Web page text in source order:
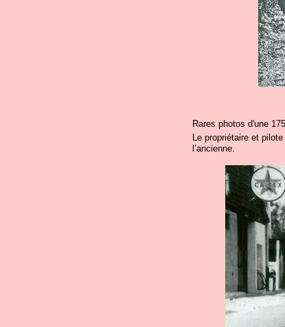
Rares photos d'une 175
Le propriétaire et
l’ancienne.